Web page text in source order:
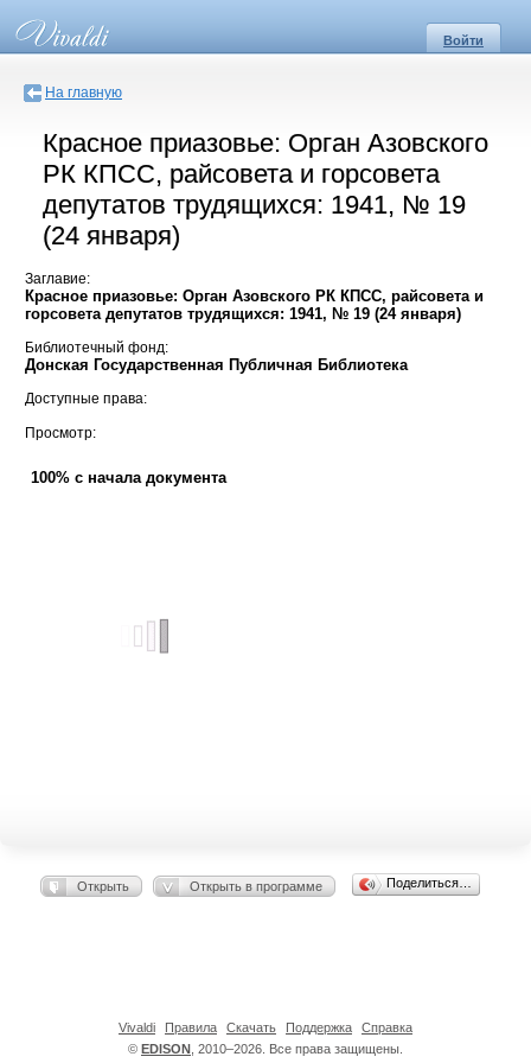
Войти
На главную
Красное приазовье: Орган Азовского
РК КПСС, райсовета и горсовета
депутатов трудящихся: 1941, № 19
(24 января)
Заглавие:
Красное приазовье: Орган Азовского РК КПСС, райсовета и
горсовета депутатов трудящихся: 1941, № 19 (24 января)
Библиотечный фонд:
Донская Государственная Публичная Библиотека
Доступные права:
Просмотр:
100% с начала документа
Открыть Открыть в программе Поделиться…
© EDISON , 2010–2026. Все права защищены.
Vivaldi Правила Скачать Поддержка Справка